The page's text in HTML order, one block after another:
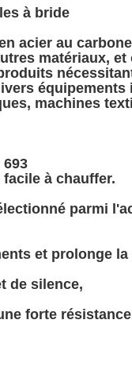
à bride
acier au
matériaux, et
machines
à chauffer.
parmi
et prolonge la
de silence,
forte